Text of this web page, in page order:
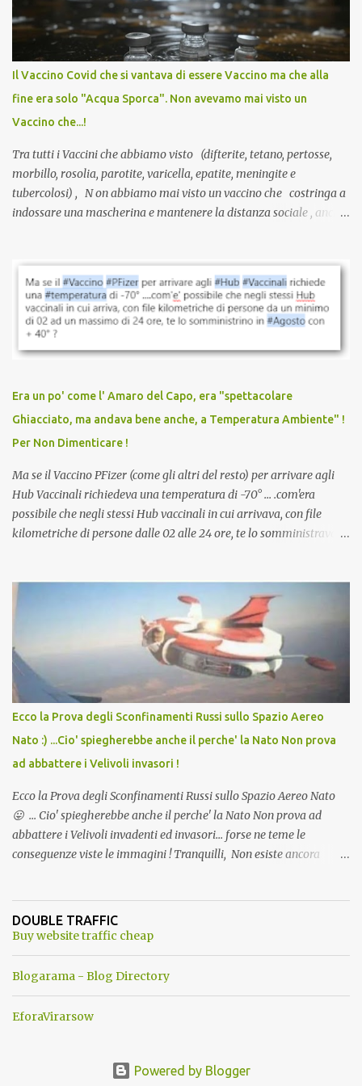
sviluppato in tempi record, con tecnologie mai utilizzate prima su
larga scala, ancora oggetto di studio e di discussione
internazionale serve solo una firma. La tua. Lo si somministra
anche a persone sane, giovani, senza fattori di rischio, spesso già
serve una prescrizione. Non c’è diagnosi. Non c’è presa in carico.
L’unico atto richiesto è una fi...
Il Vaccino Covid che si vantava di essere Vaccino ma che alla
fine era solo "Acqua Sporca". Non avevamo mai visto un
Vaccino che...!
Tra tutti i Vaccini che abbiamo visto (difterite, tetano, pertosse,
morbillo, rosolia, parotite, varicella, epatite, meningite e
tubercolosi) , N on abbiamo mai visto un vaccino che costringa a
indossare una mascherina e mantenere la distanza sociale , anche
vaccinazione. Non avevamo mai sentito parlare di ricompense,
sconti, incentivi per vaccinarsi. Non avevamo mai visto
discriminazioni per coloro che non l’hanno fatto. Se non sei stato
vaccinato, nessuno aveva prima cercato di farti sentire una
persona cattiva. Non avevamo mai visto un vaccino che minacci le
vaccino usato per minacciare i mezzi di sussistenza, il lavoro o la
scuola. Non avevamo mai visto un vaccino che permettesse a un
dodicenne di ignorare il consenso dei genitori. Dopo tutti i vaccini
che abbiamo elencato sopra...
Era un po' come l' Amaro del Capo, era "spettacolare
Ghiacciato, ma andava bene anche, a Temperatura Ambiente" !
Per Non Dimenticare !
Ma se il Vaccino PFizer (come gli altri del resto) per arrivare agli
Hub Vaccinali richiedeva una temperatura di -70° ... .com'era
possibile che negli stessi Hub vaccinali in cui arrivava, con file
kilometriche di persone dalle 02 alle 24 ore, te lo somministravano
Vaccino come: l' Amaro del Capo, era "spettacolare Ghiacciato, ma
andava bene anche, a Temperatura Ambiente"! Riproponiamo
l'articolo per NON Dimenticare!
Ecco la Prova degli Sconfinamenti Russi sullo Spazio Aereo
Nato :) ...Cio' spiegherebbe anche il perche' la Nato Non prova
ad abbattere i Velivoli invasori !
Ecco la Prova degli Sconfinamenti Russi sullo Spazio Aereo Nato
😛 ... Cio' spiegherebbe anche il perche' la Nato Non prova ad
abbattere i Velivoli invadenti ed invasori... forse ne teme le
conseguenze viste le immagini ! Tranquilli, Non esiste ancora
ancora una fantasia Nato o forse una "False Flag", per provocare
una guerra mondiale che difficilmente da menti sane, potrebbe
DOUBLE TRAFFIC
Buy website traffic cheap
Blogarama - Blog Directory
EforaVirarsow
Powered by Blogger